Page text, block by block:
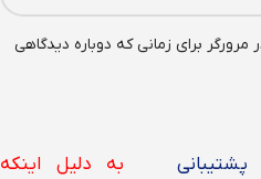
برای زمانی که دوباره دیدگاهی
پشتیبانی
به دلیل اینکه